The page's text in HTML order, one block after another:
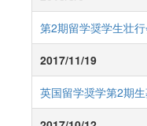
第2期留学奨学生壮行
2017/11/19
英国留学奨学第2期